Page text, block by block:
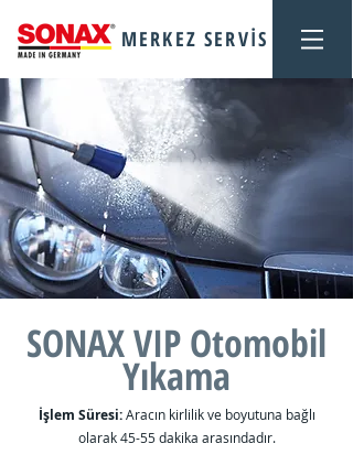
MERKEZ SERVİS
SONAX VIP Otomobil
Yıkama
İşlem Süresi:Aracın kirlilik ve boyutuna bağlı
olarak 45-55 dakika arasındadır.